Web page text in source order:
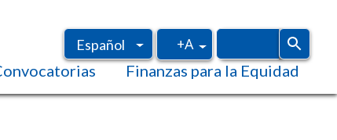
Español
Inglés
+A
Finanzas para la Equidad